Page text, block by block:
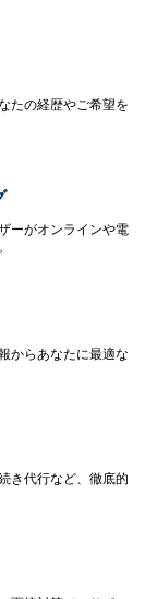
たの経歴やご希望を
ーがオンラインや電
からあなたに最適な
き代行など、徹底的